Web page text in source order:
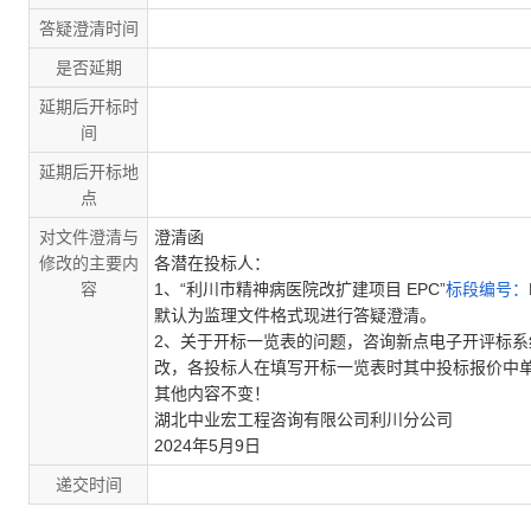
答疑澄清时间
是否延期
延期后开标时
间
延期后开标地
点
对文件澄清与
修改的主要内
容
澄清函
各潜在投标人：
1 、“利川市精神病医院改扩建项目 EPC”标段编号：
默认为监理文件格式现进行答疑澄清。
2、关于开标一览表的问题，咨询新点电子开评标
改，各投标人在填写开标一览表时其中投标报价中
其他内容不变！
湖北中业宏工程咨询有限公司利川分公司
2024年5月9 日
递交时间